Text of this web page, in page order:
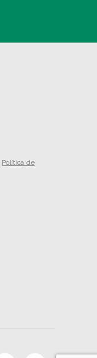
Política de